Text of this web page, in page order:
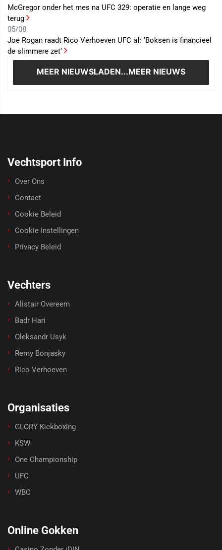
McGregor onder het mes na UFC 329: operatie en lange weg
terug
05/08
Joe Rogan raadt Rico Verhoeven UFC af: ‘Boksen is financieel
de slimmere zet’
MEER NIEUWSLADEN...MEER NIEUWS
Vechtsport Info
Over Ons
Contact
Cookie Beleid
Cookie Instellingen
Privacy Beleid
Vechters
Alistair Overeem
Badr Hari
Oleksandr Usyk
Remy Bonjasky
Rico Verhoeven
Organisaties
GLORY Kickboxing
KSW
One Championship
UFC
WBC
Online Gokken